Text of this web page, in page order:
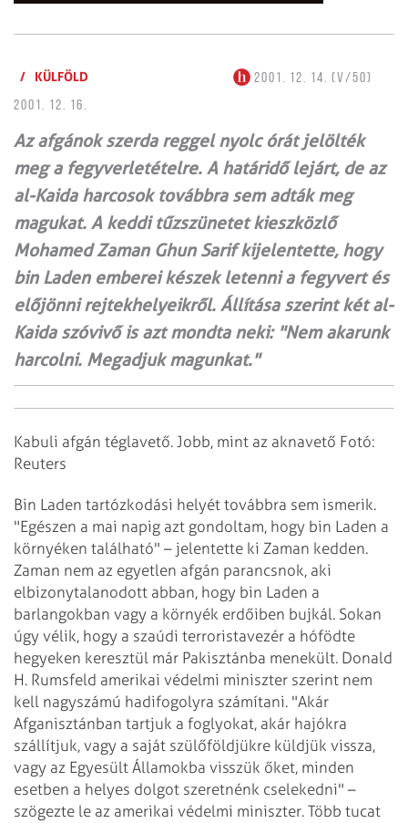
/ KÜLFÖLD
2001. 12. 14. (V/50)
2001. 12. 16.
Az afgánok szerda reggel nyolc órát jelölték
meg a fegyverletételre. A határidő lejárt, de az
al-Kaida harcosok továbbra sem adták meg
magukat. A keddi tűzszünetet kieszközlő
Mohamed Zaman Ghun Sarif kijelentette, hogy
bin Laden emberei készek letenni a fegyvert és
előjönni rejtekhelyeikről. Állítása szerint két al-
Kaida szóvivő is azt mondta neki: "Nem akarunk
harcolni. Megadjuk magunkat."
Kabuli afgán téglavető. Jobb, mint az aknavető Fotó:
Reuters
Bin Laden tartózkodási helyét továbbra sem ismerik.
"Egészen a mai napig azt gondoltam, hogy bin Laden a
környéken található" – jelentette ki Zaman kedden.
Zaman nem az egyetlen afgán parancsnok, aki
elbizonytalanodott abban, hogy bin Laden a
barlangokban vagy a környék erdőiben bujkál. Sokan
úgy vélik, hogy a szaúdi terroristavezér a hófödte
hegyeken keresztül már Pakisztánba menekült. Donald
H. Rumsfeld amerikai védelmi miniszter szerint nem
kell nagyszámú hadifogolyra számítani. "Akár
Afganisztánban tartjuk a foglyokat, akár hajókra
szállítjuk, vagy a saját szülőföldjükre küldjük vissza,
vagy az Egyesült Államokba visszük őket, minden
esetben a helyes dolgot szeretnénk cselekedni" –
szögezte le az amerikai védelmi miniszter. Több tucat